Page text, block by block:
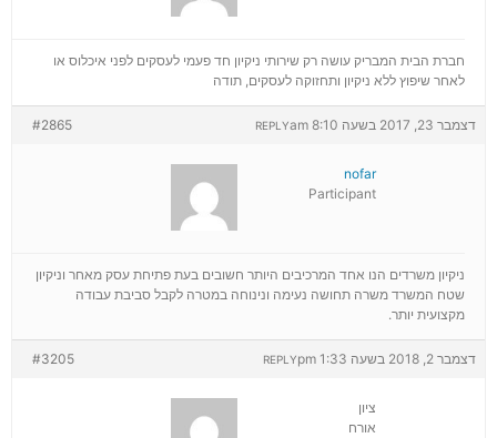
חברת הבית המבריק עושה רק שירותי ניקיון חד פעמי לעסקים לפני איכלוס או
לאחר שיפוץ ללא ניקיון ותחזוקה לעסקים, תודה
דצמבר 23, 2017 בשעה 8:10 am #2865 REPLY
nofar
Participant
ניקיון משרדים הנו אחד המרכיבים היותר חשובים בעת פתיחת עסק מאחר וניקיון
שטח המשרד משרה תחושה נעימה ונינוחה במטרה לקבל סביבת עבודה
מקצועית יותר.
דצמבר 2, 2018 בשעה 1:33 pm #3205 REPLY
ציון
אורח